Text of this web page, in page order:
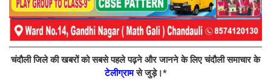
चंदौली जिले की खबरों को सबसे पहले पढ़ने और जानने के लिए चंदौली समाचार के
टेलीग्रामसे जुड़े।*